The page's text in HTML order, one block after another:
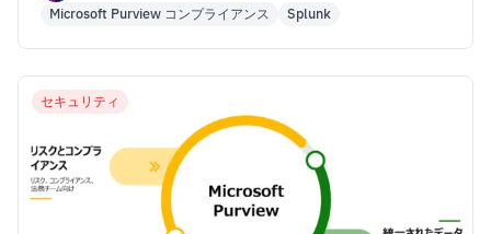
Microsoft Purview コンプライアンス Splunk
セキュリティ